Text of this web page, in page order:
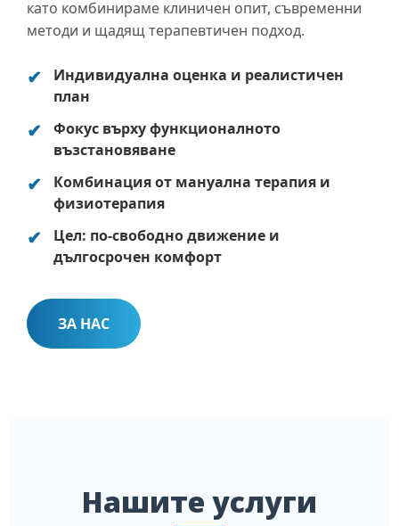
като комбинираме клиничен опит, съвременни
методи и щадящ терапевтичен подход.
Индивидуална оценка и реалистичен
план
Фокус върху функционалното
възстановяване
Комбинация от мануална терапия и
физиотерапия
Цел: по-свободно движение и
дългосрочен комфорт
ЗА НАС
Нашите услуги